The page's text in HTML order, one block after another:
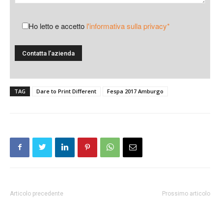
Ho letto e accetto l'informativa sulla privacy*
TAG Dare to Print Different Fespa 2017 Amburgo
Articolo precedente Prossimo articolo